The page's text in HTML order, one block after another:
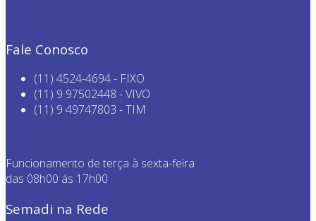
Fale Conosco
(11) 4524-4694 - FIXO
(11) 9 97502448 - VIVO
(11) 9 49747803 - TIM
Funcionamento de terça à sexta-feira
das 08h00 ás 17h00
Semadi na Rede